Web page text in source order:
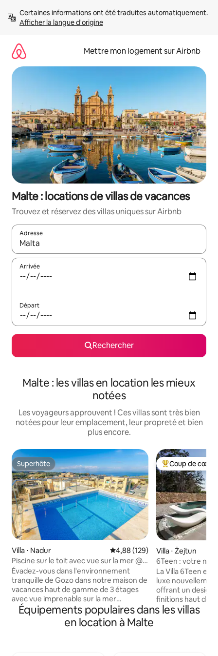
directement
Afficher la langue d'origine
Mettre mon logement sur Airbnb
Malte : locations de villas de vacances
Trouvez et réservez des villas uniques sur Airbnb
Adresse
Lorsque les résultats s'affichent, utilisez les flèches vers le
Arrivée
Départ
Rechercher
Malte : les villas en location les mieux
notées
Les voyageurs approuvent ! Ces villas sont très bien
notées pour leur emplacement, leur propreté et bien
plus encore.
Superhôte
Superhôte
Villa ⋅ Nadur Évaluation moyenne sur la
4,88 (129)
Piscine sur le toit avec vue sur la mer @
Maison de vacances moderne
3 chambres
Évadez-vous dans l'environnement
tranquille de Gozo dans notre maison de
vacances haut de gamme de 3 étages
avec vue imprenable sur la mer
Méditerranée et les couchers de soleil
sur un village gositain authentique. Vous
profiterez de l'utilisation privée de
Coups de cœur
Coup de cœur
Villa ⋅ Żejtun
6Teen : votre
moderne
La Villa 6Teen est
luxe
offrant un design
finitions haut de
haut de gamme
Équipements populaires dans les villas
en location à Malte